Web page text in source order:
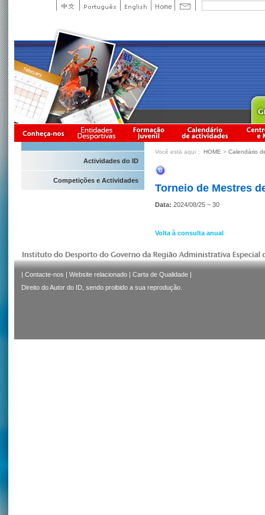
Actividades do ID
Competições e Actividades
Você está aqui： HOME > Calendário
Torneio de Mestres
Data: 2024/08/25 ~ 30
Volta à consulta anual
| Contacte-nos | Website relacionado | Carta de Qualidade |
Direito do Autor do ID, sendo proibido a sua reprodução.